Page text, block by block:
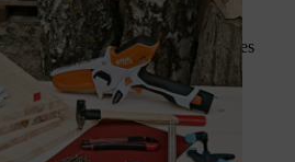
kann die Arbeit beginnen.
zu bauen, legen Sie Folgendes
x 2 cm,
x 2 cm,